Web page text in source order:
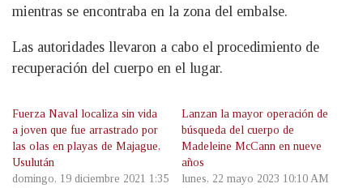
mientras se encontraba en la zona del embalse.
Las autoridades llevaron a cabo el procedimiento de
recuperación del cuerpo en el lugar.
Fuerza Naval localiza sin vida
a joven que fue arrastrado por
las olas en playas de Majague,
Usulután
domingo, 19 diciembre 2021 1:35
Lanzan la mayor operación de
búsqueda del cuerpo de
Madeleine McCann en nueve
años
lunes, 22 mayo 2023 10:10 AM